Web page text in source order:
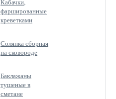
Кабачки,
фаршированные
креветками
Солянка сборная
на сковороде
Баклажаны
тушеные в
сметане